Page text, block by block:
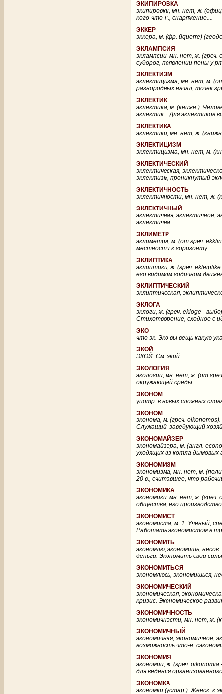
ЭКИПИРОВКА
экипировки, мн. нет, ж.
кого-что-н., снаряжение....
ЭККЕР
эккера, м. (фр. йquerre)
ЭКЛАМПСИЯ
эклампсии, мн. нет, ж. (греч.
судорог, появлении пены у
ЭКЛЕКТИЗМ
эклектицизма, мн. нет, м.
разнородных начал, точек
ЭКЛЕКТИК
эклектика, м. (книжн.).
эклектик....Для эклектиков
ЭКЛЕКТИКА
эклектики, мн. нет, ж.
ЭКЛЕКТИЦИЗМ
эклектицизма, мн. нет, м.
ЭКЛЕКТИЧЕСКИЙ
эклектическая,
эклектизм, проникнутый
ЭКЛЕКТИЧНОСТЬ
эклектичности, мн. нет, ж.
ЭКЛЕКТИЧНЫЙ
эклектичная, эклектичное;
эклектична....
ЭКЛИМЕТР
эклиметра, м. (от греч.
местности к горизонту....
ЭКЛИПТИКА
эклиптики, ж. (греч.
его видимом годичном
ЭКЛИПТИЧЕСКИЙ
эклиптическая,
ЭКЛОГА
эклоги, ж. (греч. ekioge -
Стихотворение, сходное с
ЭКО
что эк. Эко вы вещь какую
ЭКОЙ
ЭКОЙ. См. экий....
ЭКОЛОГИЯ
экологии, мн. нет, ж. (от
окружающей среды....
ЭКОНОМ
употр. в новых сложных
ЭКОНОМ
эконома, м. (греч.
Служащий, заведующий
ЭКОНОМАЙЗЕР
экономайзера, м. (англ.
уходящих из котла дымовых
ЭКОНОМИЗМ
экономизма, мн. нет, м.
20 в., считавшее, что
ЭКОНОМИКА
экономики, мн. нет, ж. (греч.
общества, его
ЭКОНОМИСТ
экономиста, м. 1. Ученый,
Работать экономистом в
ЭКОНОМИТЬ
экономлю, экономишь,
деньги. Экономить свои
ЭКОНОМИТЬСЯ
экономлюсь, экономишься,
ЭКОНОМИЧЕСКИЙ
экономическая,
кризис. Экономическое
ЭКОНОМИЧНОСТЬ
экономичности, мн. нет, ж.
ЭКОНОМИЧНЫЙ
экономичная, экономичное;
возможность что-н.
ЭКОНОМИЯ
экономии, ж. (греч.
для ведения
ЭКОНОМКА
экономки (устар.). Женск. к